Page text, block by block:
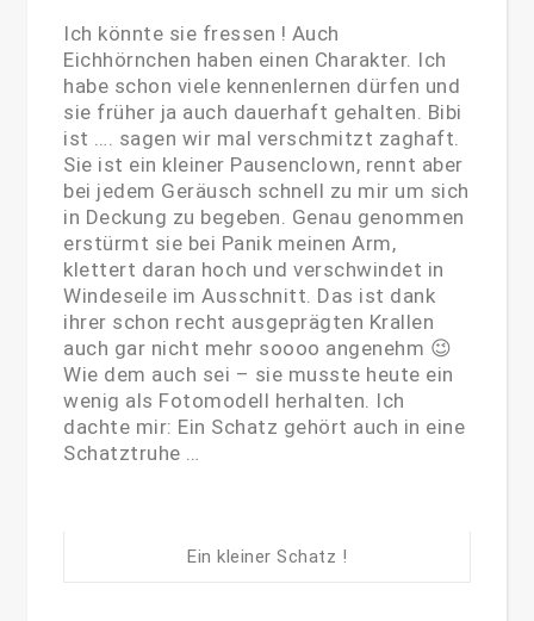
Ich könnte sie fressen ! Auch
Eichhörnchen haben einen Charakter. Ich
habe schon viele kennenlernen dürfen und
sie früher ja auch dauerhaft gehalten. Bibi
ist …. sagen wir mal verschmitzt zaghaft.
Sie ist ein kleiner Pausenclown, rennt aber
bei jedem Geräusch schnell zu mir um sich
in Deckung zu begeben. Genau genommen
erstürmt sie bei Panik meinen Arm,
klettert daran hoch und verschwindet in
Windeseile im Ausschnitt. Das ist dank
ihrer schon recht ausgeprägten Krallen
auch gar nicht mehr soooo angenehm 😉
Wie dem auch sei – sie musste heute ein
wenig als Fotomodell herhalten. Ich
dachte mir: Ein Schatz gehört auch in eine
Schatztruhe …
Ein kleiner Schatz !